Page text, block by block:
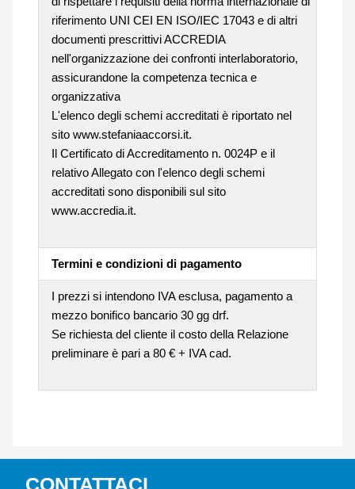
riferimento UNI CEI EN ISO/IEC 17043 e di altri
documenti prescrittivi ACCREDIA
nell'organizzazione dei confronti interlaboratorio,
assicurandone la competenza tecnica e
organizzativa
L'elenco degli schemi accreditati è riportato nel
sito www.stefaniaaccorsi.it.
Il Certificato di Accreditamento n. 0024P e il
relativo Allegato con l'elenco degli schemi
accreditati sono disponibili sul sito
www.accredia.it.
Termini e condizioni di pagamento
I prezzi si intendono IVA esclusa, pagamento a
mezzo bonifico bancario 30 gg drf.
Se richiesta del cliente il costo della Relazione
preliminare è pari a 80 € + IVA cad.